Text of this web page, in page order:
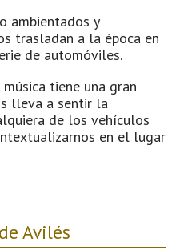
ambientados y
trasladan a la época en
de automóviles.
tiene una gran
lleva a sentir la
de los vehículos
en el lugar
Avilés